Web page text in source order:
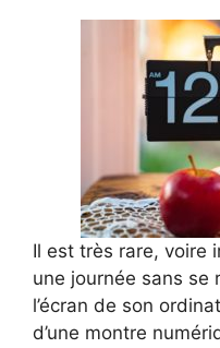
Il est très rare, voire
une journée sans se
l’écran de son
d’une montre